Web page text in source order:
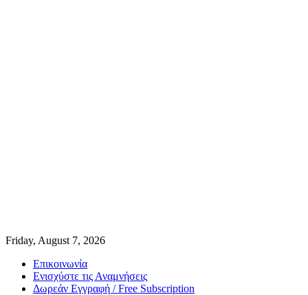
Friday, August 7, 2026
Επικοινωνία
Ενισχύστε τις Αναμνήσεις
Δωρεάν Εγγραφή / Free Subscription